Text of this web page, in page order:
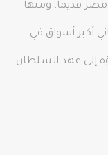
مصر قديماً، ومنها
أكبر أسواق في
إلى عهد السلطان